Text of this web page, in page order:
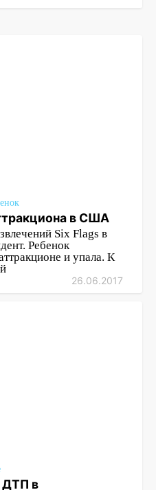
в США
Six Flags в
Ребенок
и упала. К
26.06.2017
ДТП в